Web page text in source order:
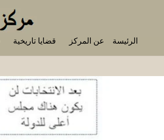
الرئيسة عن المركز قضايا تاريخية